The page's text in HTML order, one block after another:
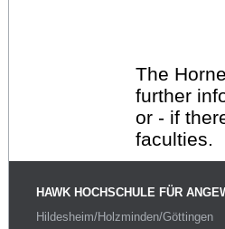
The
further
or - if
faculties.
HAWK HOCHSCHULE FÜR
Hildesheim/Holzminden/Göttingen